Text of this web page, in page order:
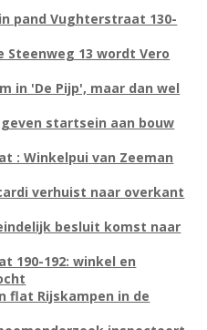
pand Vughterstraat 130-
Steenweg 13 wordt Vero
in 'De Pijp', maar dan wel
startsein aan bouw
: Winkelpui van Zeeman
verhuist naar overkant
besluit komst naar
190-192: winkel en
flat Rijskampen in de